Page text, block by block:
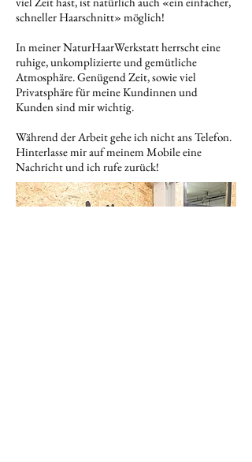
schneller Haarschnitt» möglich!
In meiner NaturHaarWerkstatt herrscht eine
ruhige, unkomplizierte und gemütliche
Atmosphäre. Genügend Zeit, sowie viel
Privatsphäre für meine Kundinnen und
Kunden sind mir wichtig.
Während der Arbeit gehe ich nicht ans Telefon.
Hinterlasse mir auf meinem Mobile eine
Nachricht und ich rufe zurück!